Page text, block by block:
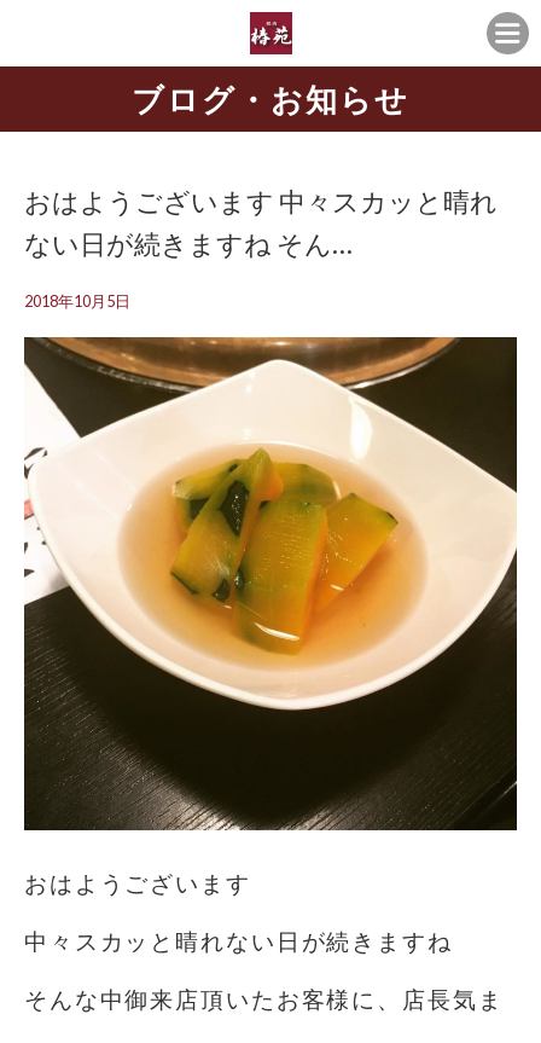
ブログ・お知らせ
おはようございます 中々スカッと晴れ
ない日が続きますね そん…
2018年10月5日
おはようございます
中々スカッと晴れない日が続きますね
そんな中御来店頂いたお客様に、店長気ま